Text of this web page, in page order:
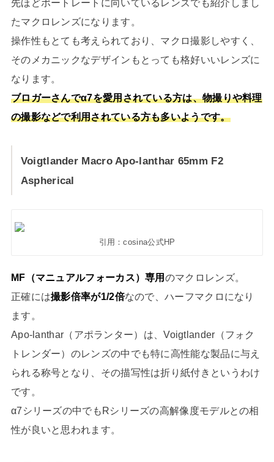
先ほどポートレートに向いているレンズでも紹介しまし
たマクロレンズになります。
操作性もとても考えられており、マクロ撮影しやすく、
そのメカニックなデザインもとっても格好いいレンズに
なります。
ブロガーさんでα7を愛用されている方は、物撮りや料理
の撮影などで利用されている方も多いようです。
Voigtlander Macro Apo-lanthar 65mm F2
Aspherical
引用：cosina公式HP
MF（マニュアルフォーカス）専用 のマクロレンズ。
正確には撮影倍率が1/2倍なので、ハーフマクロになり
ます。
Apo-lanthar（アポランター）は、Voigtlander（フォク
トレンダー）のレンズの中でも特に高性能な製品に与え
られる称号となり、その描写性は折り紙付きというわけ
です。
α7シリーズの中でもRシリーズの高解像度モデルとの相
性が良いと思われます。